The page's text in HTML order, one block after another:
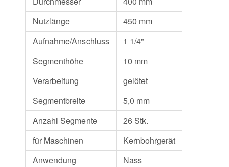
Nutzlänge
450 mm
Aufnahme/Anschluss
1 1/4"
Segmenthöhe
10 mm
Verarbeitung
gelötet
Segmentbreite
5,0 mm
Anzahl Segmente
26 Stk.
für Maschinen
Kernbohrgerät
Anwendung
Nass